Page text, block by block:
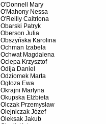
O'Donnell Mary
O'Mahony Nessa
O'Reilly Caitriona
Obarski Patryk
Oberson Julia
Obszyńska Karolina
Ochman Izabela
Ochwat Magdalena
Ociepa Krzysztof
Odija Daniel
Odziomek Marta
Ogłoza Ewa
Okrajni Martyna
Okupska Elżbieta
Olczak Przemysław
Olejniczak Józef
Oleksak Jakub